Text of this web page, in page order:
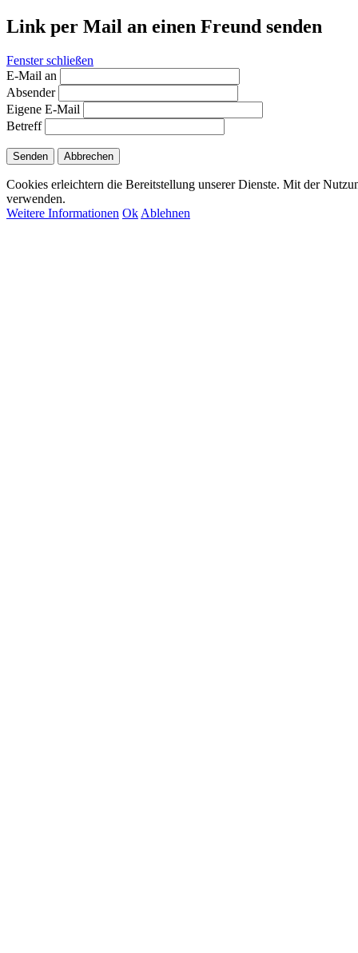
Link per Mail an einen Freund senden
Fenster schließen
E-Mail an
Absender
Eigene E-Mail
Betreff
Senden Abbrechen
Cookies erleichtern die Bereitstellung unserer Dienste. Mit der
verwenden.
Weitere Informationen Ok Ablehnen